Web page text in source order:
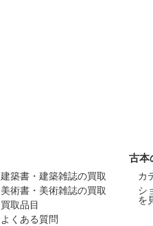
建築書・建築雑誌の買取
美術書・美術雑誌の買取
買取品目
よくある質問
古本
カ
シ
を